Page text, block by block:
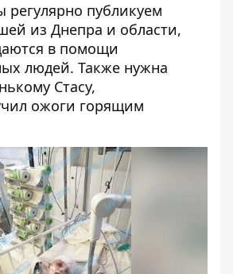
публикуем
из Днепра и области,
в помощи
людей. Также нужна
Стасу,
ожоги горящим